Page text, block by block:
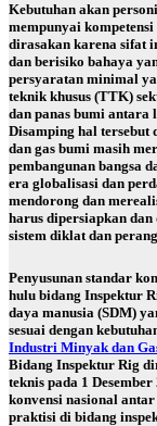
Kebutuhan akan
mempunyai
dirasakan karena sifat
dan berisiko bahaya
persyaratan minimal
teknik khusus (TTK)
dan panas bumi
Disamping hal tersebut
dan gas bumi masih
pembangunan bangsa
era globalisasi dan
mendorong dan
harus dipersiapkan
sistem diklat dan
Penyusunan standar
hulu bidang Inspektur
daya manusia (SDM)
sesuai dengan
Industri Minyak dan
Bidang Inspektur Rig
teknis pada 1
konvensi nasional
praktisi di bidang